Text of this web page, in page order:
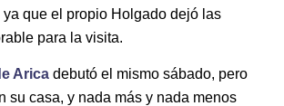
ya que el propio Holgado dejó las
para la visita.
Aricadebutó el mismo sábado, pero
su casa, y nada más y nada menos